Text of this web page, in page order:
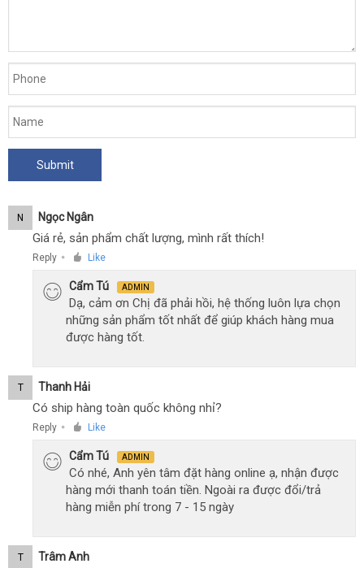
N Ngọc Ngân
Giá rẻ, sản phẩm chất lượng, mình rất thích!
Reply ● Like
Cẩm Tú ADMIN
Dạ, cảm ơn Chị đã phải hồi, hệ thống luôn lựa chọn
những sản phẩm tốt nhất để giúp khách hàng mua
được hàng tốt.
T Thanh Hải
Có ship hàng toàn quốc không nhỉ?
Reply ● Like
Cẩm Tú ADMIN
Có nhé, Anh yên tâm đặt hàng online ạ, nhận được
hàng mới thanh toán tiền. Ngoài ra được đổi/trả
hàng miễn phí trong 7 - 15 ngày
T Trâm Anh